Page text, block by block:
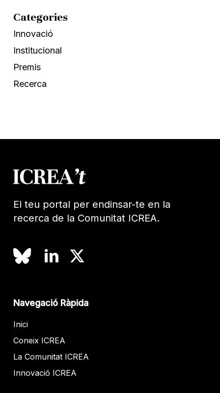
Categories
Innovació
Institucional
Premis
Recerca
El teu portal per endinsar-te en la
recerca de la Comunitat ICREA.
Navegació Ràpida
Inici
Coneix ICREA
La Comunitat ICREA
Innovació ICREA